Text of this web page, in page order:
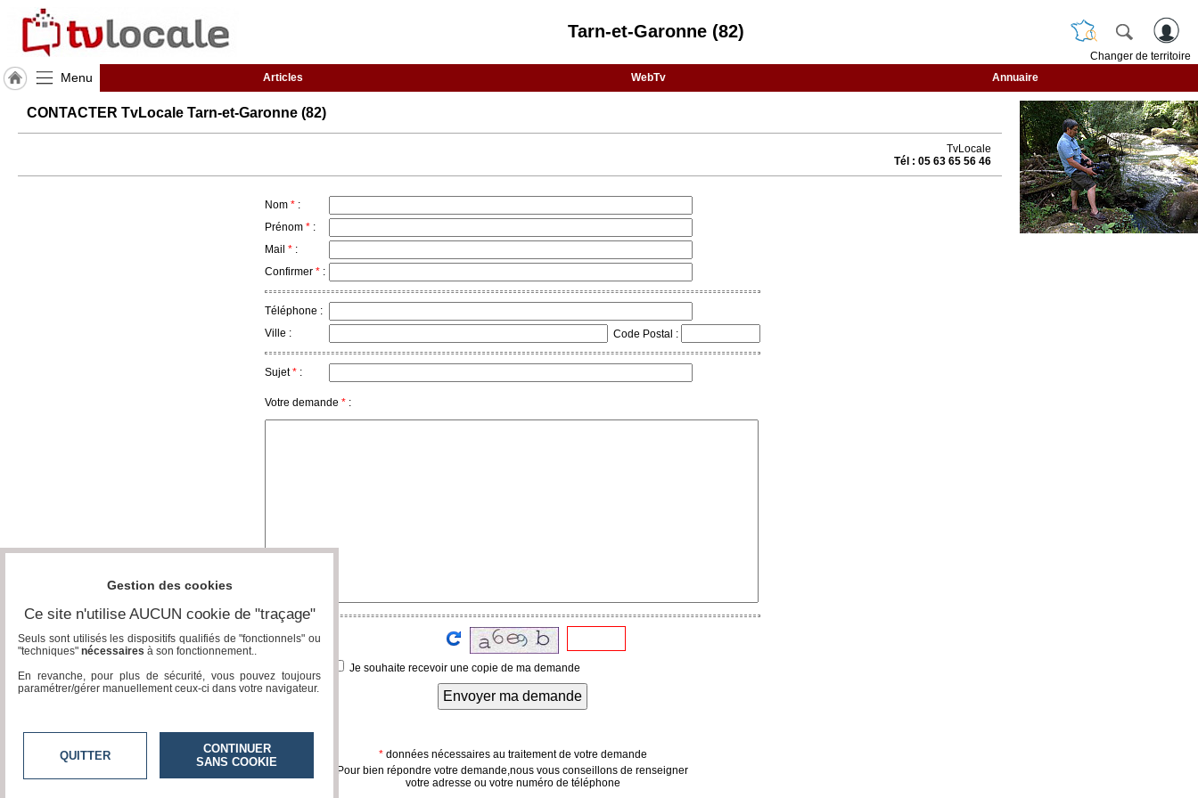
Tarn-et-Garonne (82)
Changer de territoire
Menu Articles WebTv Annuaire
J'adhère
Hulcoq
Tarn-
Blogs
annuaire
éditeur
CONTACTER TvLocale Tarn-et-Garonne (82)
TvLocale
Tél : 05 63 65 56 46
Nom * :
Prénom * :
Mail * :
Confirmer * :
Téléphone :
Ville :
Code Postal :
Sujet* :
Votre demande * :
Je souhaite recevoir une copie de ma demande
Envoyer ma demande
*données nécessaires au traitement de votre demande
Pour bien répondre votre demande,nous vous conseillons de renseigner
votre adresse ou votre numéro de téléphone
Gestion des cookies
Ce site n'utilise AUCUN cookie de "traçage"
Seuls sont utilisés les dispositifs qualifiés de "fonctionnels" ou
"techniques" nécessaires à son fonctionnement..
En revanche, pour plus de sécurité, vous pouvez toujours
paramétrer/gérer manuellement ceux-ci dans votre navigateur.
QUITTER
CONTINUER
SANS COOKIE